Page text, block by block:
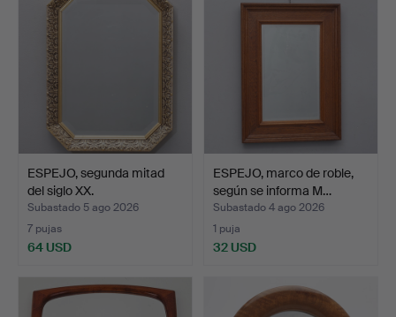
ESPEJO, segunda mitad
del siglo XX.
Subastado 5 ago 2026
7 pujas
64 USD
ESPEJO, marco de roble,
según se informa M…
Subastado 4 ago 2026
1 puja
32 USD